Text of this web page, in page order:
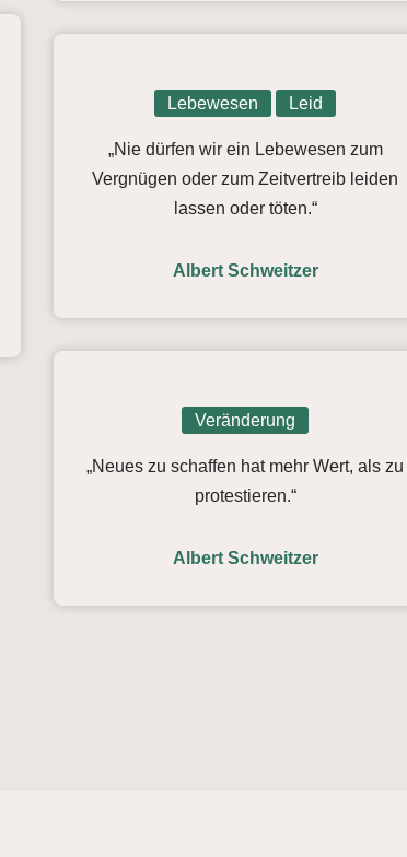
Lebewesen Leid
„Nie dürfen wir ein Lebewesen zum
Vergnügen oder zum Zeitvertreib leiden
lassen oder töten.“
Albert Schweitzer
Veränderung
„Neues zu schaffen hat mehr Wert, als zu
protestieren.“
Albert Schweitzer